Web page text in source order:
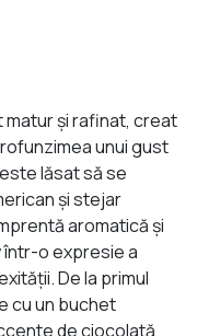
matur și rafinat, creat
unui gust
lăsat să se
și stejar
aromatică și
o expresie a
De la primul
cu un buchet
de ciocolată